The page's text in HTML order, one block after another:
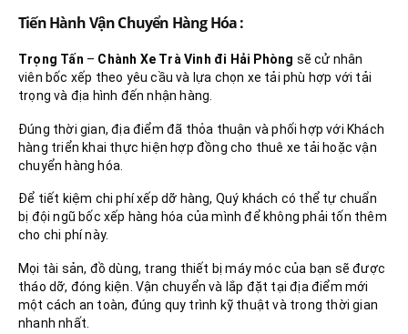
Tiến Hành Vận Chuyển Hàng Hóa :
Trọng Tấn – Chành Xe Trà Vinh đi Hải Phòng sẽ cử nhân
viên bốc xếp theo yêu cầu và lựa chọn xe tải phù hợp với tải
trọng và địa hình đến nhận hàng.
Đúng thời gian, địa điểm đã thỏa thuận và phối hợp với Khách
hàng triển khai thực hiện hợp đồng cho thuê xe tải hoặc vận
chuyển hàng hóa.
Để tiết kiệm chi phí xếp dỡ hàng, Quý khách có thể tự chuẩn
bị đội ngũ bốc xếp hàng hóa của mình để không phải tốn thêm
cho chi phí này.
Mọi tài sản, đồ dùng, trang thiết bị máy móc của bạn sẽ được
tháo dỡ, đóng kiện. Vận chuyển và lắp đặt tại địa điểm mới
một cách an toàn, đúng quy trình kỹ thuật và trong thời gian
nhanh nhất.